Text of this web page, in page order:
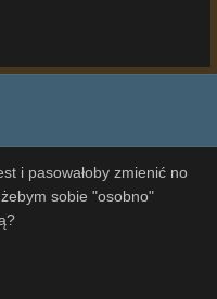
i pasowałoby zmienić no
sobie "osobno"